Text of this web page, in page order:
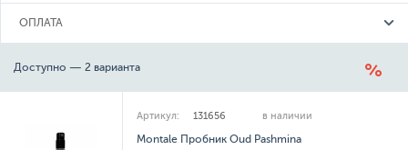
ОПЛАТА
Доступно — 2 варианта
Артикул: 131656 в наличии
Montale Пробник Oud Pashmina